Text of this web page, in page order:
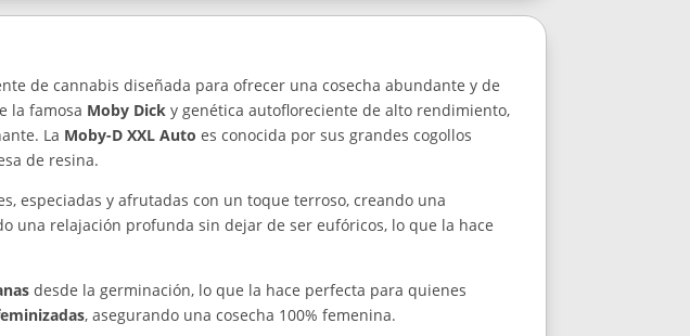
de cannabis diseñada para ofrecer una cosecha abundante y de
la famosa Moby Dick y genética autofloreciente de alto rendimiento,
La Moby-D XXL Auto es conocida por sus grandes cogollos
de resina.
especiadas y afrutadas con un toque terroso, creando una
una relajación profunda sin dejar de ser eufóricos, lo que la hace
desde la germinación, lo que la hace perfecta para quienes
, asegurando una cosecha 100% femenina.